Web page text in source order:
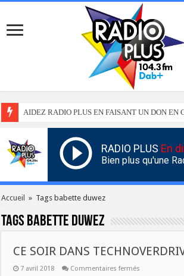
AIDEZ RADIO PLUS EN FAISANT UN DON EN
RADIO PLUS En
Bien plus qu'une
Accueil » Tags babette duwez
Tags babette duwez
CE SOIR DANS
7 avril 2018 Commentaires fermés